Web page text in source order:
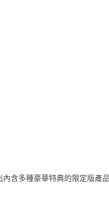
含多種豪華特典的限定版產